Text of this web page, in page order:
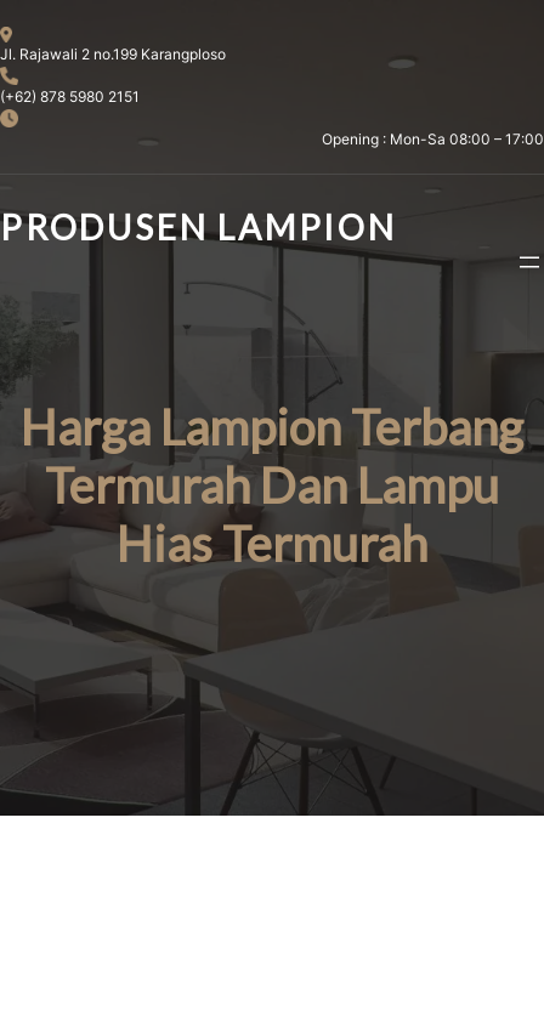
to
content
Jl. Rajawali 2 no.199 Karangploso
(+62) 878 5980 2151
Opening : Mon-Sa 08:00 – 17:00
PRODUSEN LAMPION
Harga Lampion Terbang
Termurah Dan Lampu
Hias Termurah